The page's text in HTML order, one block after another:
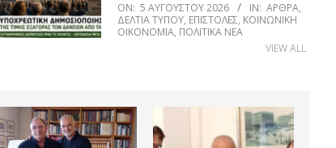
ON: 5 ΑΥΓΟΎΣΤΟΥ 2026 IN: ΆΡΘΡΑ,
ΔΕΛΤΊΑ ΤΎΠΟΥ, ΕΠΙΣΤΟΛΈΣ, ΚΟΙΝΩΝΙΚΉ
ΟΙΚΟΝΟΜΊΑ, ΠΟΛΙΤΙΚΆ ΝΈΑ
VIEW ALL